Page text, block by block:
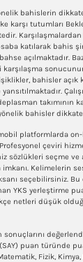
bahislerin
karşı tutumları
katılarak bahis
açılmaktadır.
karşılaşma
bahisler açık
takımının
bahisler dikkate
platformlarda
çeviri
sözlükleri seçme ve
imkanı. Kelimelerin
seçebilirsiniz. Bu
YKS yerleştirme
netleri düşük
sonuçlarını
puan türünde
Fizik,